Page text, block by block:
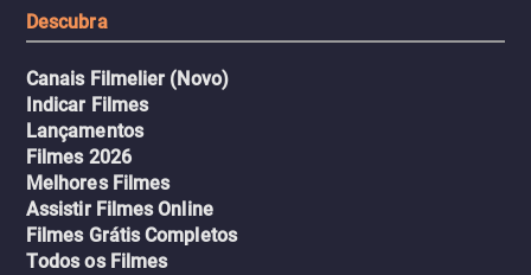
Descubra
Canais Filmelier (Novo)
Indicar Filmes
Lançamentos
Filmes 2026
Melhores Filmes
Assistir Filmes Online
Filmes Grátis Completos
Todos os Filmes